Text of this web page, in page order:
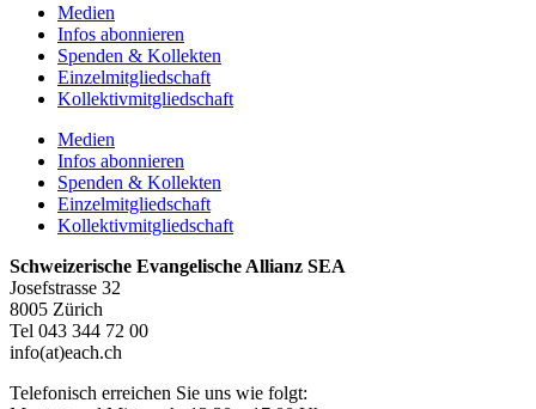
Medien
Infos abonnieren
Spenden & Kollekten
Einzelmitgliedschaft
Kollektivmitgliedschaft
Medien
Infos abonnieren
Spenden & Kollekten
Einzelmitgliedschaft
Kollektivmitgliedschaft
Schweizerische Evangelische Allianz SEA
Josefstrasse 32
8005 Zürich
Tel 043 344 72 00
info(at)each.ch
Telefonisch erreichen Sie uns wie folgt: